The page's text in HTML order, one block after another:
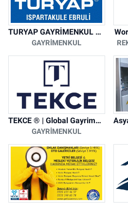
TURYAP GAYRİMENKUL DANIŞMANLIK HİZMETLERİ
GAYRIMENKUL
TEKCE ® | Global Gayrimenkul Şirketi
GAYRIMENKUL